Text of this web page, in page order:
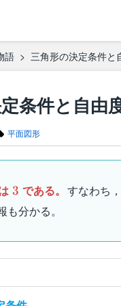
語 三角形の決定条件と
条件と自由
平面図形
3
3 である。 すなわち
分かる。